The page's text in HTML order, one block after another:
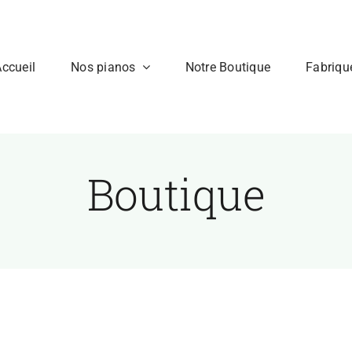
Nos pianos Notre Boutique
Boutique